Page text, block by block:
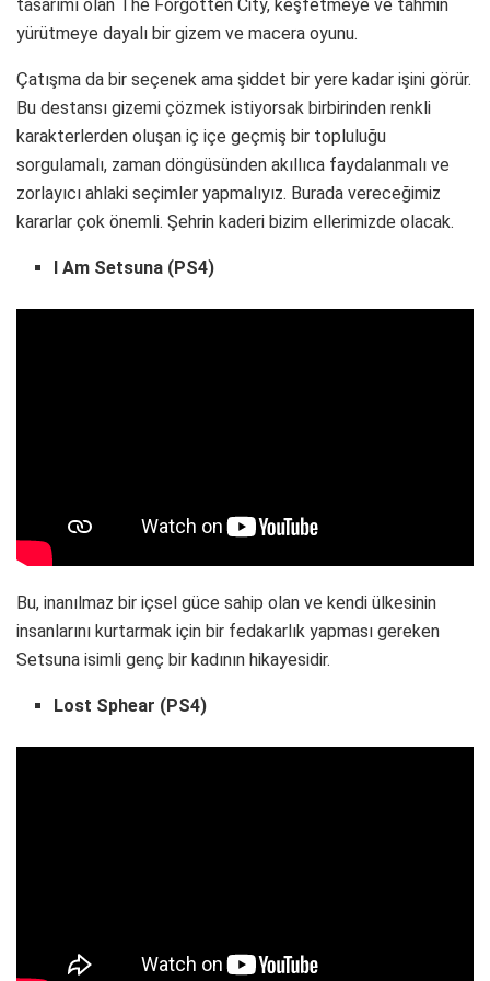
tasarımı olan The Forgotten City, keşfetmeye ve tahmin
yürütmeye dayalı bir gizem ve macera oyunu.
Çatışma da bir seçenek ama şiddet bir yere kadar işini görür.
Bu destansı gizemi çözmek istiyorsak birbirinden renkli
karakterlerden oluşan iç içe geçmiş bir topluluğu
sorgulamalı, zaman döngüsünden akıllıca faydalanmalı ve
zorlayıcı ahlaki seçimler yapmalıyız. Burada vereceğimiz
kararlar çok önemli. Şehrin kaderi bizim ellerimizde olacak.
I Am Setsuna (PS4)
Bu, inanılmaz bir içsel güce sahip olan ve kendi ülkesinin
insanlarını kurtarmak için bir fedakarlık yapması gereken
Setsuna isimli genç bir kadının hikayesidir.
Lost Sphear (PS4)